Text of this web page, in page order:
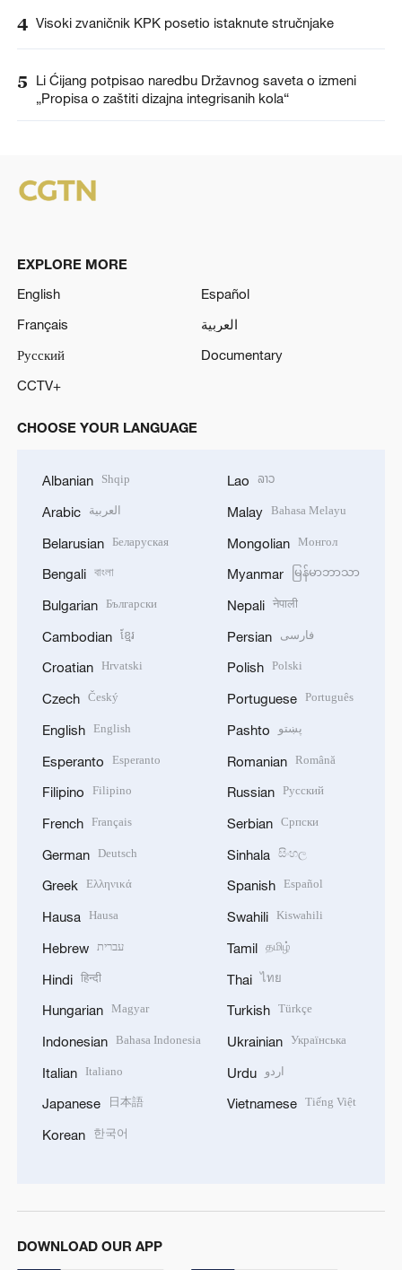
4 Visoki zvaničnik KPK posetio istaknute stručnjake
5
Li Ćijang potpisao naredbu Državnog saveta o izmeni
„Propisa o zaštiti dizajna integrisanih kola“
EXPLORE MORE
English
Español
Français
العربية
Русский
Documentary
CCTV+
CHOOSE YOUR LANGUAGE
Albanian Shqip
Arabic العربية
Belarusian Беларуская
Bengali বাংলা
Bulgarian Български
Cambodian ខ្មែរ
Croatian Hrvatski
Czech Český
English English
Esperanto Esperanto
Filipino Filipino
French Français
German Deutsch
Greek Ελληνικά
Hausa Hausa
Hebrew עברית
Hindi हिन्दी
Hungarian Magyar
Indonesian Bahasa Indonesia
Italian Italiano
Japanese 日本語
Korean 한국어
Lao ລາວ
Malay Bahasa Melayu
Mongolian Монгол
Myanmar မြန်မာဘာသာ
Nepali नेपाली
Persian فارسی
Polish Polski
Portuguese Português
Pashto پښتو
Romanian Română
Russian Русский
Serbian Српски
Sinhala සිංහල
Spanish Español
Swahili Kiswahili
Tamil தமிழ்
Thai ไทย
Turkish Türkçe
Ukrainian Українська
Urdu اردو
Vietnamese Tiếng Việt
DOWNLOAD OUR APP